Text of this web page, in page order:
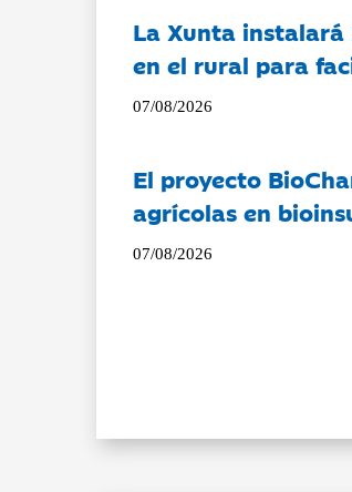
La Xunta
en el rural para
07/08/2026
El proyecto
agrícolas en
07/08/2026